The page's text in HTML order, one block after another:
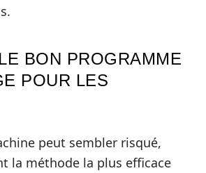
BON PROGRAMME
POUR LES
peut sembler risqué,
la méthode la plus efficace